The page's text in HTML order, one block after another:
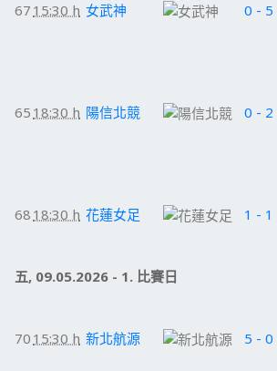
67 15:30 h 女武神 0 - 5
65 18:30 h 陽信北競 0 - 2
68 18:30 h 花蓮女足 1 - 1
五, 09.05.2026 - 1. 比賽日
70 15:30 h 新北航源 5 - 0